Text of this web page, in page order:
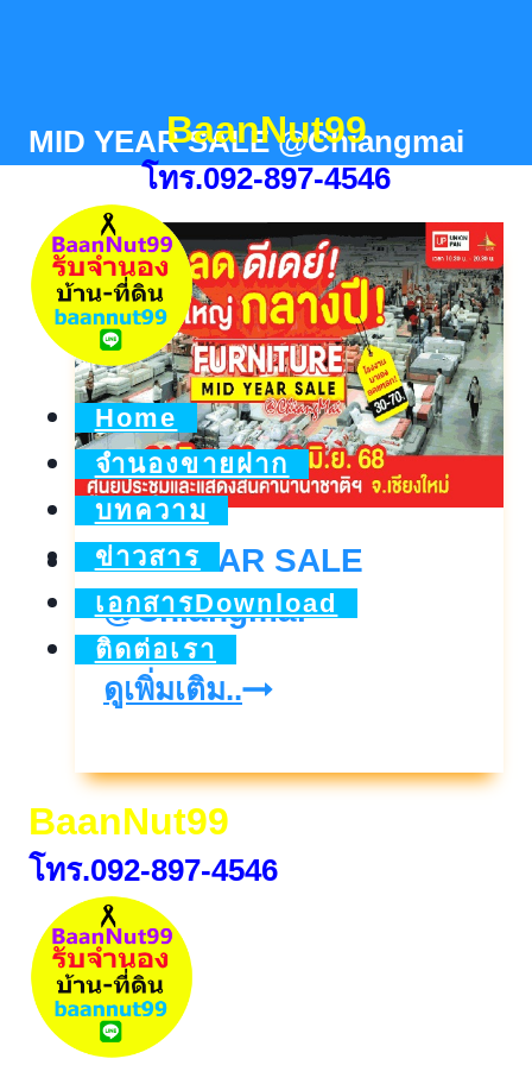
BaanNut99
โทร.092-897-4546
Home
จำนองขายฝาก
บทความ
ข่าวสาร
เอกสารDownload
ติดต่อเรา
BaanNut99
โทร.092-897-4546
MID YEAR SALE @Chiangmai
MID YEAR SALE
@Chiangmai
ดูเพิ่มเติม..MID
SALE